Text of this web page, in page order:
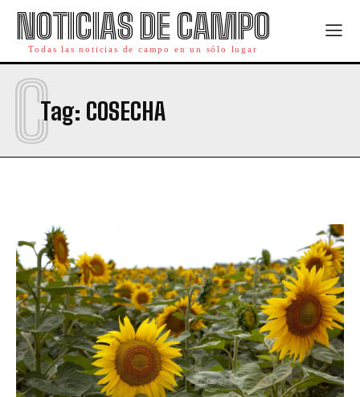
NOTICIAS DE CAMPO
Todas las noticias de campo en un sólo lugar
Tag: COSECHA
C